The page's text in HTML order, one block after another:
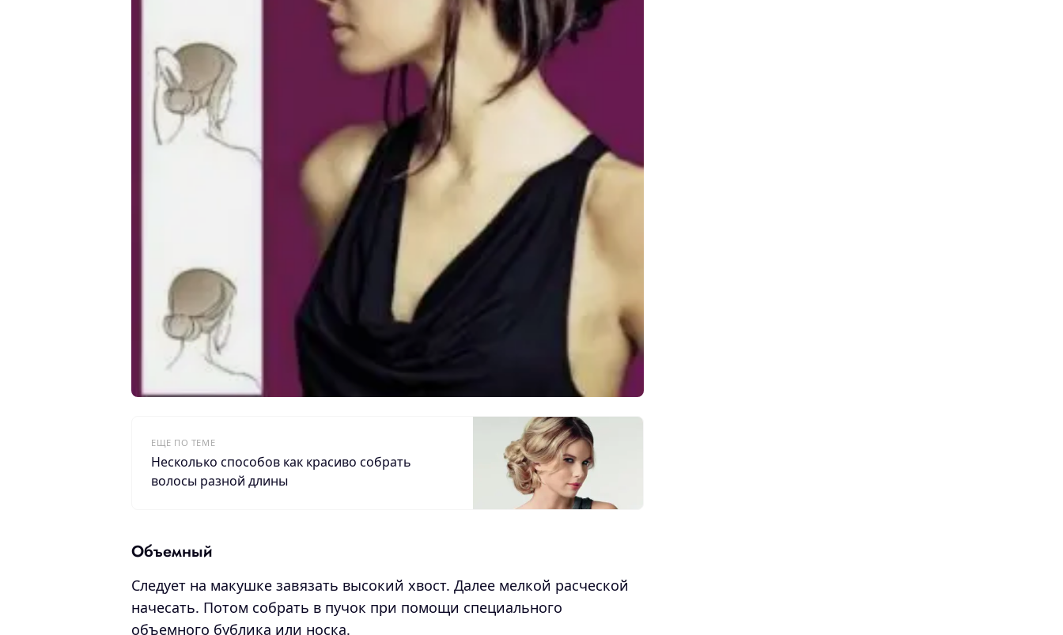
ЕЩЕ ПО ТЕМЕ
Несколько способов как красиво собрать
волосы разной длины
Объемный
Следует на макушке завязать высокий хвост. Далее мелкой расческой
начесать. Потом собрать в пучок при помощи специального
объемного бублика или носка.